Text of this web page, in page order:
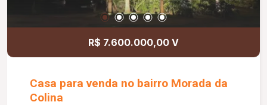
R$ 7.600.000,00 V
Casa para venda no bairro Morada da
Colina